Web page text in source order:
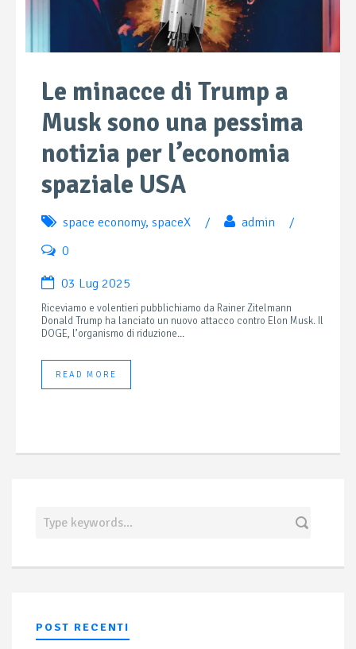
Le minacce di Trump a
Musk sono una pessima
notizia per l’economia
spaziale USA
space economy, spaceX / admin
/
0
03 Lug 2025
Riceviamo e volentieri pubblichiamo da Rainer Zitelmann
Donald Trump ha lanciato un nuovo attacco contro Elon Musk. Il
DOGE, l’organismo di riduzione...
READ MORE
POST RECENTI